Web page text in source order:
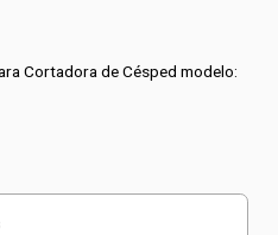
Cortadora de Césped modelo: